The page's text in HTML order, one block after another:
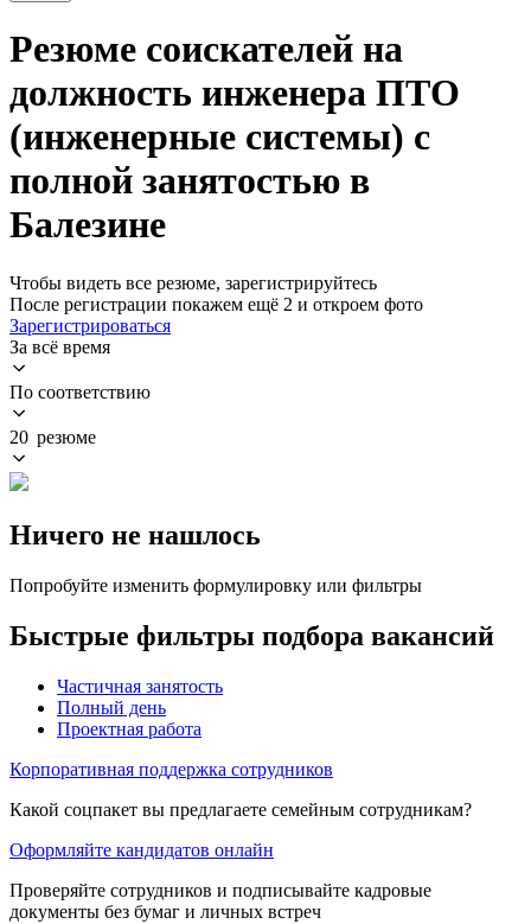
Резюме соискателей на
должность инженера ПТО
(инженерные системы) с
полной занятостью в
Балезине
Чтобы видеть все резюме, зарегистрируйтесь
После регистрации покажем ещё 2 и откроем фото
Зарегистрироваться
За всё время
По соответствию
20 резюме
Ничего не нашлось
Попробуйте изменить формулировку или фильтры
Быстрые фильтры подбора вакансий
Частичная занятость
Полный день
Проектная работа
Корпоративная поддержка сотрудников
Какой соцпакет вы предлагаете семейным сотрудникам?
Оформляйте кандидатов онлайн
Проверяйте сотрудников и подписывайте кадровые
документы без бумаг и личных встреч